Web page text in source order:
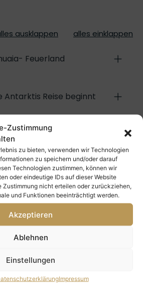
Zustimmung
zu bieten, verwenden wir Technologien
zu speichern und/oder darauf
Technologien zustimmen, können wir
oder eindeutige IDs auf dieser Website
Zustimmung nicht erteilen oder zurückziehen,
und Funktionen beeinträchtigt werden.
Akzeptieren
Ablehnen
Einstellungen
Impressum
ausklappen alles einklappen
Feuerland
Antarktis Reise beginnt
See
Falklandinseln
See